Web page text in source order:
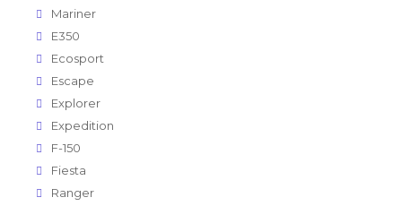
Mariner
E350
Ecosport
Escape
Explorer
Expedition
F-150
Fiesta
Ranger